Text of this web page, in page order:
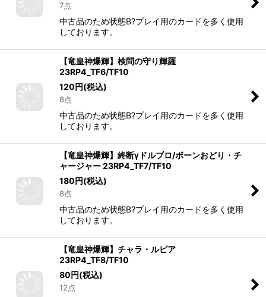
7点
中古品のため状態B?プレイ用のカードを多く使用
しております。
【竜皇神爆輝】検問の守り輝羅
23RP4_TF6/TF10
120円(税込)
8点
中古品のため状態B?プレイ用のカードを多く使用
しております。
【竜皇神爆輝】終断γドルブロ/ボーンおどり・チ
ャージャー 23RP4_TF7/TF10
180円(税込)
8点
中古品のため状態B?プレイ用のカードを多く使用
しております。
【竜皇神爆輝】チャラ・ルピア
23RP4_TF8/TF10
80円(税込)
12点